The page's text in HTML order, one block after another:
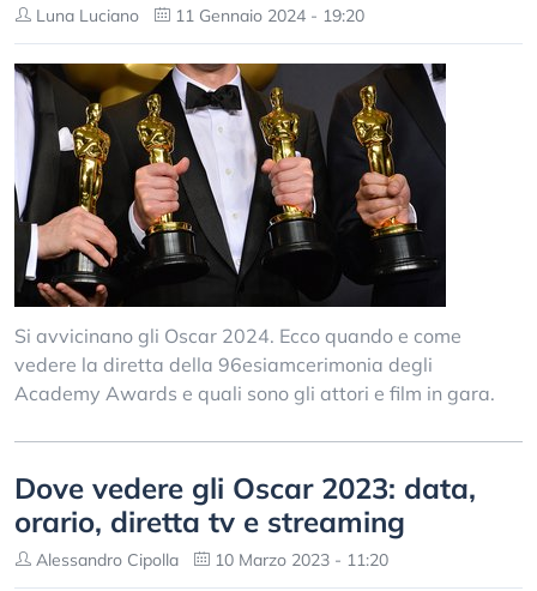
Luna Luciano 11 Gennaio 2024 - 19:20
Si avvicinano gli Oscar 2024. Ecco quando e come
vedere la diretta della 96esiamcerimonia degli
Academy Awards e quali sono gli attori e film in gara.
Dove vedere gli Oscar 2023: data,
orario, diretta tv e streaming
Alessandro Cipolla 10 Marzo 2023 - 11:20